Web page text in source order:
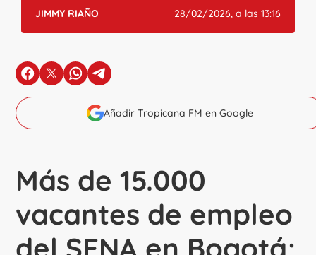
JIMMY RIAÑO 28/02/2026, a las 13:16
en Facebook
en Xen Whatsapp
en Telegram
Añadir Tropicana FM en Google
Más de 15.000
vacantes de empleo
del SENA en Bogotá;